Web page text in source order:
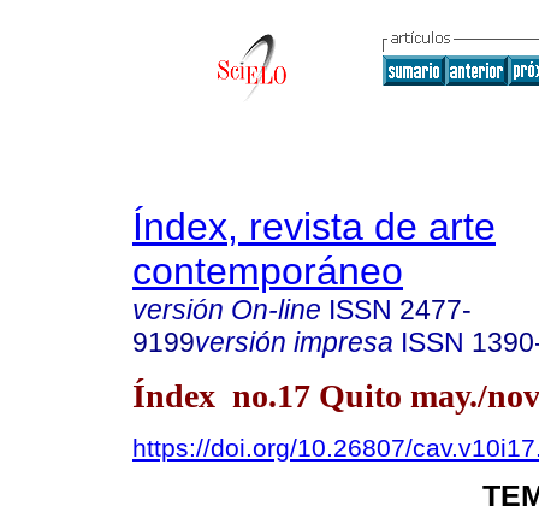
Índex, revista de arte
contemporáneo
versión On-line ISSN 2477-
9199versión impresa ISSN
Índex no.17 Quito may./
https://doi.org/10.26807/